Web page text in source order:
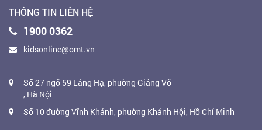
THÔNG TIN LIÊN HỆ
1900 0362
kidsonline@omt.vn
Số 27 ngõ 59 Láng Hạ, phường Giảng Võ
, Hà Nội
Số 10 đường Vĩnh Khánh, phường Khánh Hội, Hồ Chí Minh